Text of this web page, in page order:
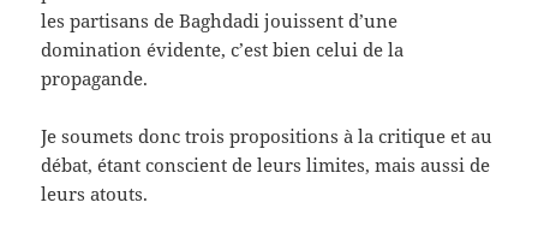
les partisans de Baghdadi jouissent d’une
domination évidente, c’est bien celui de la
propagande.
Je soumets donc trois propositions à la critique et au
débat, étant conscient de leurs limites, mais aussi de
leurs atouts.